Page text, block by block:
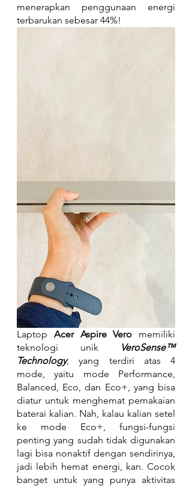
menerapkan penggunaan energi
terbarukan sebesar 44%!
Laptop Acer Aspire Vero memiliki
teknologi unik
VeroSense™
Technology, yang terdiri atas 4
mode, yaitu mode Performance,
Balanced, Eco, dan Eco+, yang bisa
diatur untuk menghemat pemakaian
baterai kalian. Nah, kalau kalian setel
ke mode Eco+, fungsi-fungsi
penting yang sudah tidak digunakan
lagi bisa nonaktif dengan sendirinya,
jadi lebih hemat energi, kan. Cocok
banget untuk yang punya aktivitas